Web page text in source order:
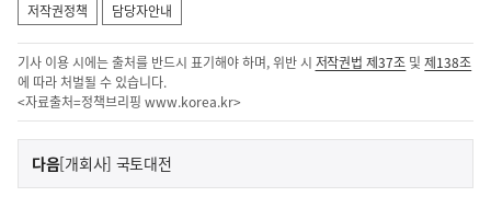
저작권정책
담당자안내
기사 이용 시에는 출처를 반드시 표기해야 하며, 위반 시 저작권법 제37조 및제138조
에 따라 처벌될 수 있습니다.
<자료출처=정책브리핑 www.korea.kr>
이
전
다음기
사
[개회사] 국토대전